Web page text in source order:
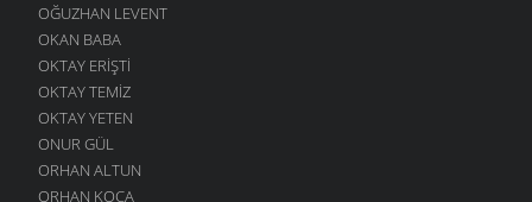
OĞUZHAN LEVENT
OKAN BABA
OKTAY ERIŞTI
OKTAY TEMIZ
OKTAY YETEN
ONUR GÜL
ORHAN ALTUN
ORHAN KOCA